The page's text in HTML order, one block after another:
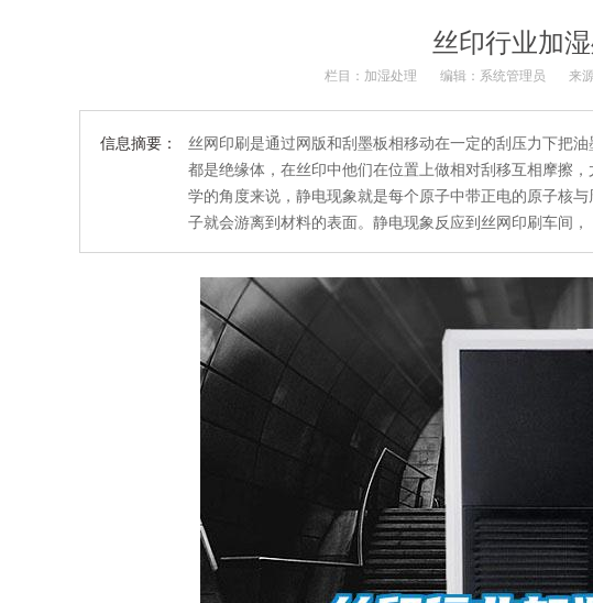
丝印行业加
栏目： 加湿处理 编辑：系统管理员 来
信息摘要：
丝网印刷是通过网版和刮墨板相移动在一定的刮压力下把
都是绝缘体，在丝印中他们在位置上做相对刮移互相摩擦
学的角度来说，静电现象就是每个原子中带正电的原子核
子就会游离到材料的表面。静电现象反应到丝网印刷车间，